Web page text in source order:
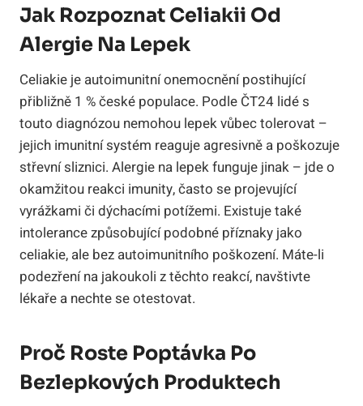
Jak Rozpoznat Celiakii Od
Alergie Na Lepek
Celiakie je autoimunitní onemocnění postihující
přibližně 1 % české populace. Podle ČT24 lidé s
touto diagnózou nemohou lepek vůbec tolerovat –
jejich imunitní systém reaguje agresivně a poškozuje
střevní sliznici. Alergie na lepek funguje jinak – jde o
okamžitou reakci imunity, často se projevující
vyrážkami či dýchacími potížemi. Existuje také
intolerance způsobující podobné příznaky jako
celiakie, ale bez autoimunitního poškození. Máte-li
podezření na jakoukoli z těchto reakcí, navštivte
lékaře a nechte se otestovat.
Proč Roste Poptávka Po
Bezlepkových Produktech